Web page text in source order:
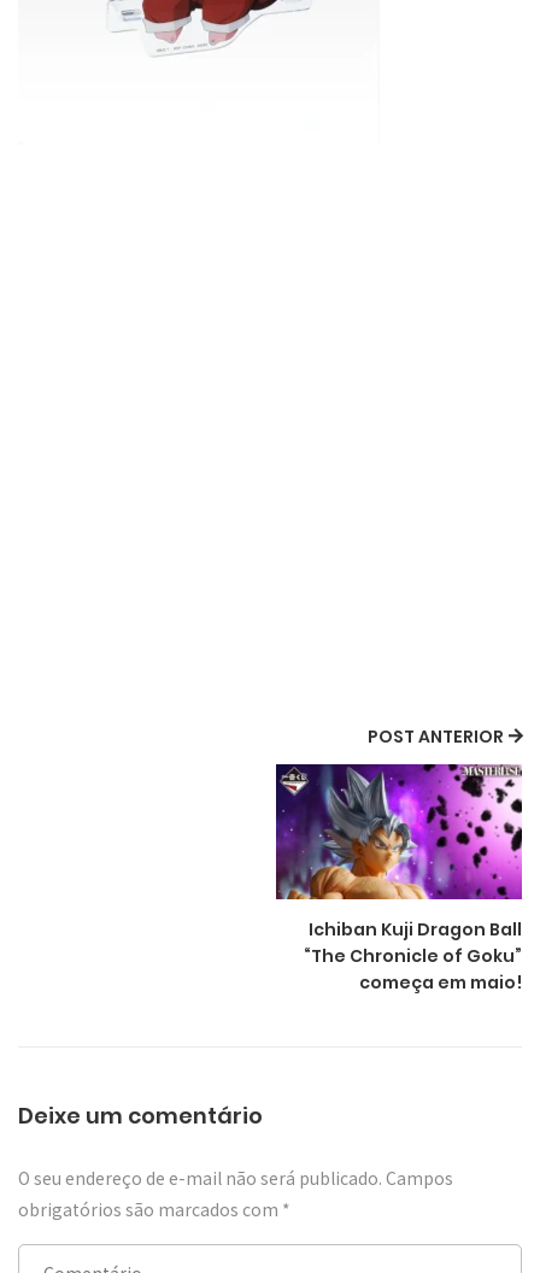
POST ANTERIOR
Ichiban Kuji Dragon Ball
“The Chronicle of Goku”
começa em maio!
Deixe um comentário
O seu endereço de e-mail não será publicado. Campos
obrigatórios são marcados com *